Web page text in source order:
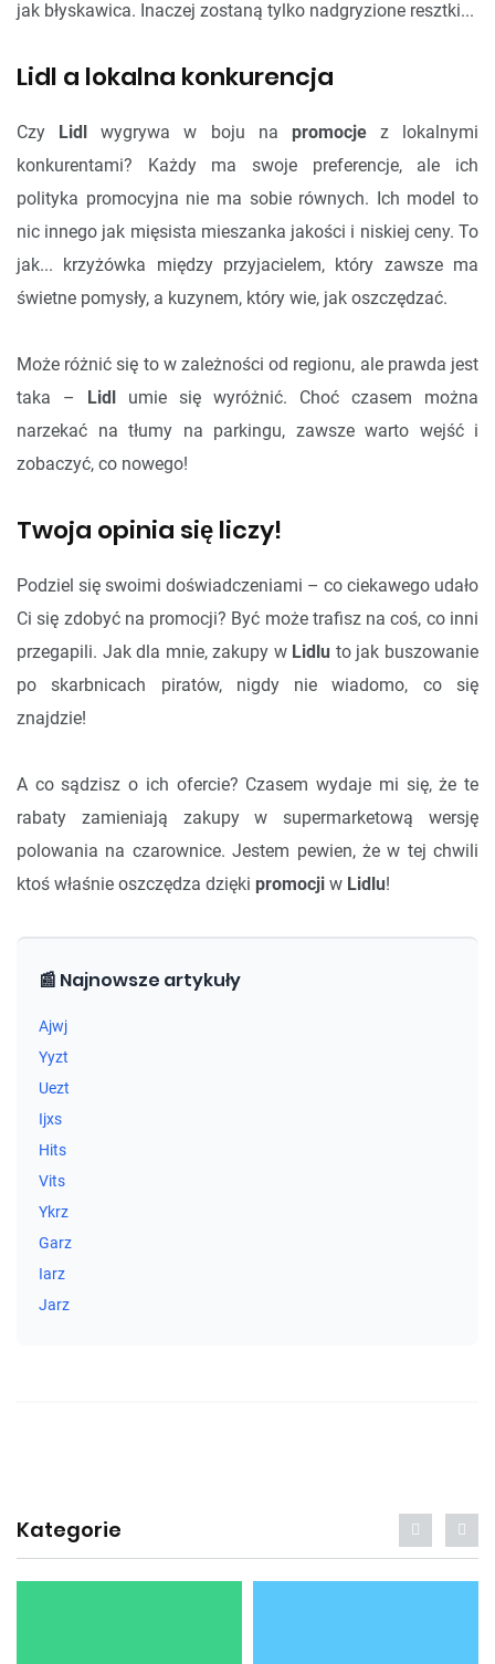
jak błyskawica. Inaczej zostaną tylko nadgryzione resztki...
Lidl a lokalna konkurencja
Czy Lidl wygrywa w boju na promocjez lokalnymi
konkurentami? Każdy ma swoje preferencje, ale ich
polityka promocyjna nie ma sobie równych. Ich model to
nic innego jak mięsista mieszanka jakości i niskiej ceny. To
jak... krzyżówka między przyjacielem, który zawsze ma
świetne pomysły, a kuzynem, który wie, jak oszczędzać.
Może różnić się to w zależności od regionu, ale prawda jest
taka –
Lidl
umie się wyróżnić. Choć czasem można
narzekać na tłumy na parkingu, zawsze warto wejść i
zobaczyć, co nowego!
Twoja opinia się liczy!
Podziel się swoimi doświadczeniami – co ciekawego udało
Ci się zdobyć na promocji? Być może trafisz na coś, co inni
przegapili. Jak dla mnie, zakupy w Lidlu to jak buszowanie
po skarbnicach piratów, nigdy nie wiadomo, co się
znajdzie!
A co sądzisz o ich ofercie? Czasem wydaje mi się, że te
rabaty zamieniają zakupy w supermarketową wersję
polowania na czarownice. Jestem pewien, że w tej chwili
ktoś właśnie oszczędza dzięki promocji w Lidlu!
📰 Najnowsze artykuły
Ajwj
Yyzt
Uezt
Ijxs
Hits
Vits
Ykrz
Garz
Iarz
Jarz
Kategorie